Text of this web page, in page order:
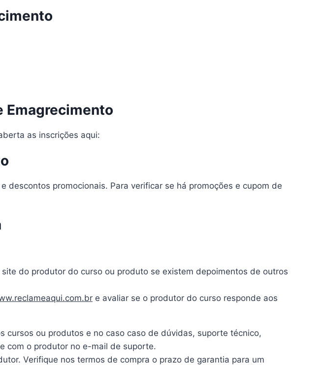
Emagrecimento
as inscrições aqui:
promocionais. Para verificar se há promoções e cupom de
do produtor do curso ou produto se existem depoimentos de outros
e avaliar se o produtor do curso responde aos
cursos ou produtos e no caso caso de dúvidas, suporte técnico,
com o produtor no e-mail de suporte.
Verifique nos termos de compra o prazo de garantia para um